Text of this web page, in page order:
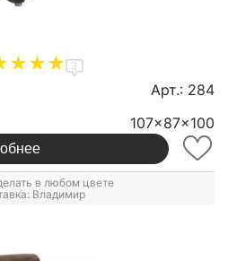
3
Арт.: 284
107x87x100
в любом цвете
Владимир